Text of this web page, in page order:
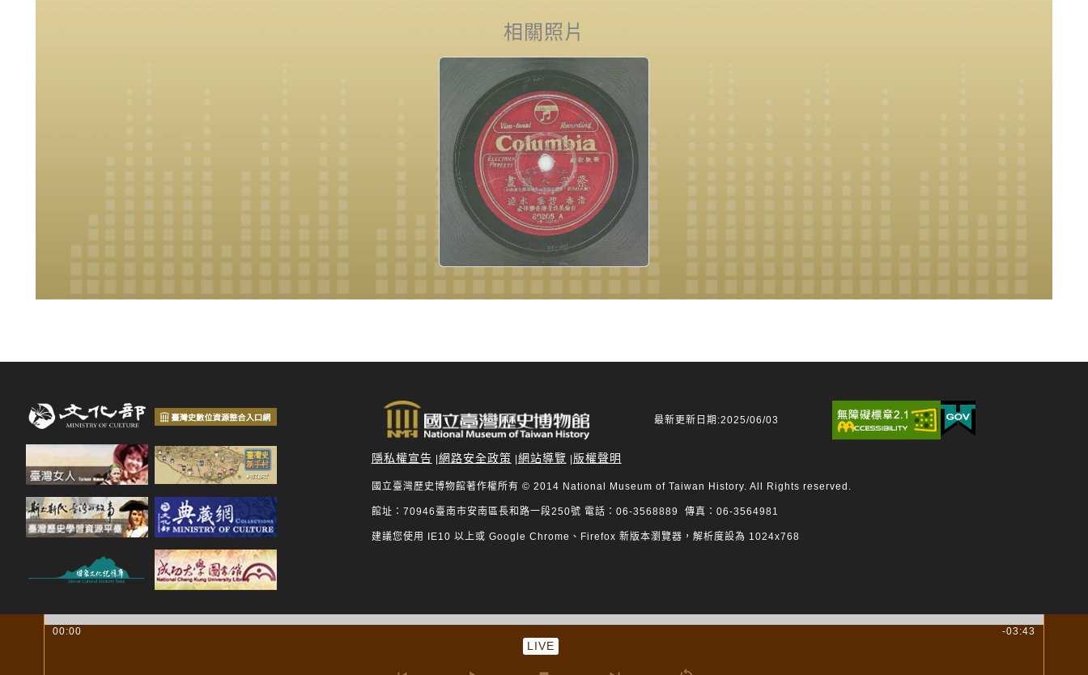
相關照片
最新更新日期:2025/06/03
隱私權宣告 網路安全政策 網站導覽 版權聲明
國立臺灣歷史博物館著作權所有 © 2014 National Museum of Taiwan History. All Rights reserved.
館址：70946臺南市安南區長和路一段250號 電話：06-3568889 傳真：06-3564981
建議您使用 IE10 以上或 Google Chrome、Firefox 新版本瀏覽器，解析度設為 1024x768
00:00 -03:43
LIVE